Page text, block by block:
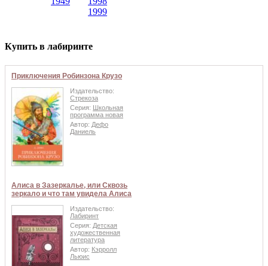
1999
Купить в лабиринте
Приключения Робинзона Крузо
Издательство:
Стрекоза
Серия: Школьная
программа новая
Автор: Дефо
Даниель
Алиса в Зазеркалье, или Сквозь
зеркало и что там увидела Алиса
Издательство:
Лабиринт
Серия: Детская
художественная
литература
Автор: Кэрролл
Льюис